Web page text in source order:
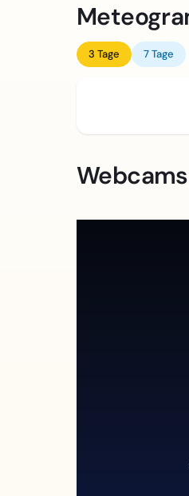
3 Tage 7 Tage